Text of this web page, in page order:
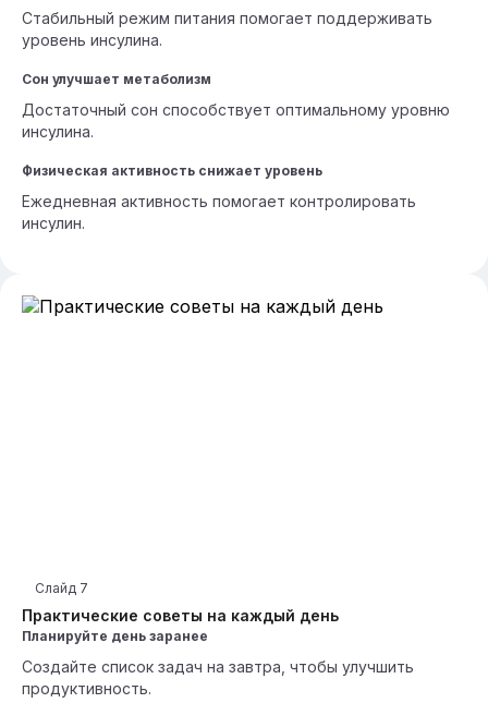
Стабильный режим питания помогает поддерживать
уровень инсулина.
Сон улучшает метаболизм
Достаточный сон способствует оптимальному уровню
инсулина.
Физическая активность снижает уровень
Ежедневная активность помогает контролировать
инсулин.
Практические советы на каждый день
Слайд 7
Планируйте день заранее
Создайте список задач на завтра, чтобы улучшить
продуктивность.